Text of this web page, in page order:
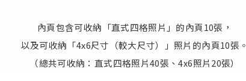
內頁包含可收納「直式四格照片」的內頁10張，
以及可收納「4x6尺寸（較大尺寸）」照片的內頁10張。
（總共可收納：直式四格照片40張、4x6照片20張）